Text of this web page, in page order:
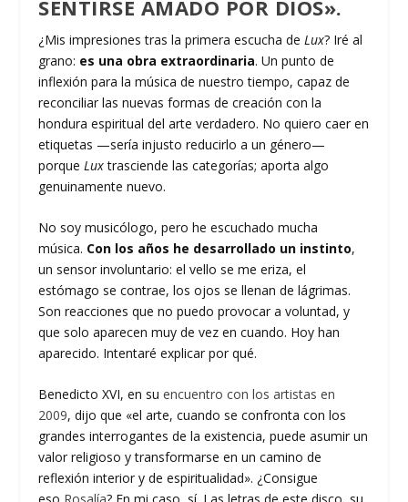
SENTIRSE AMADO POR DIOS».
¿Mis impresiones tras la primera escucha de Lux? Iré al
grano: es una obra extraordinaria. Un punto de
inflexión para la música de nuestro tiempo, capaz de
reconciliar las nuevas formas de creación con la
hondura espiritual del arte verdadero. No quiero caer en
etiquetas —sería injusto reducirlo a un género—
porque Luxtrasciende las categorías; aporta algo
genuinamente nuevo.
No soy musicólogo, pero he escuchado mucha
música. Con los años he desarrollado un instinto,
un sensor involuntario: el vello se me eriza, el
estómago se contrae, los ojos se llenan de lágrimas.
Son reacciones que no puedo provocar a voluntad, y
que solo aparecen muy de vez en cuando. Hoy han
aparecido. Intentaré explicar por qué.
Benedicto XVI, en suencuentro con los artistas en
2009, dijo que «el arte, cuando se confronta con los
grandes interrogantes de la existencia, puede asumir un
valor religioso y transformarse en un camino de
reflexión interior y de espiritualidad». ¿Consigue